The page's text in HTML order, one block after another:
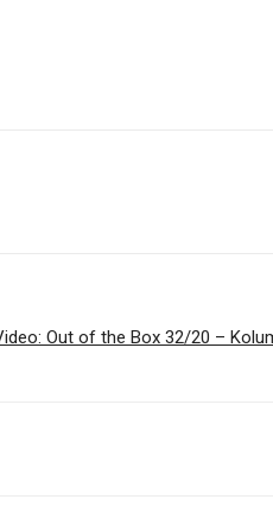
Out of the Box 32/20 –